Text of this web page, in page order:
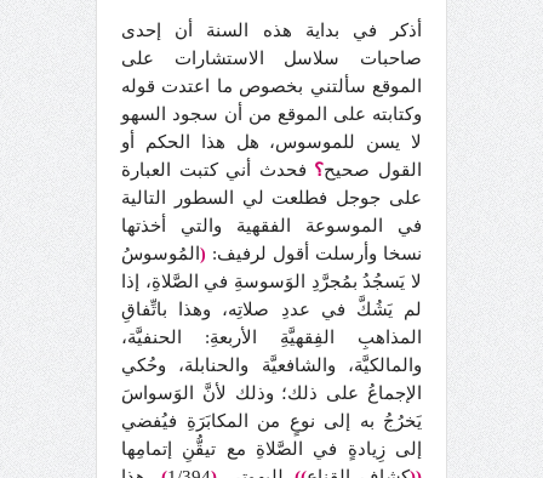
أذكر في بداية هذه السنة أن
إحدى
صاحبات سلاسل الاستشارات على
الموقع سألتني بخصوص ما اعتدت قوله
وكتابته على الموقع من أن سجود السهو
لا يسن للموسوس، هل هذا الحكم أو
القول صحيح؟ فحدث أني كتبت العبارة
على جوجل فطلعت لي السطور التالية
في الموسوعة الفقهية والتي أخذتها
نسخا وأرسلت أقول لرفيف: ( المُوسوسُ
لا يَسجُدُ بمُجرَّدِ الوَسوسةِ في الصَّلاةِ، إذا
لم يَشُكَّ في عددِ صلاتِه، وهذا باتِّفاقِ
المذاهبِ الفِقهيَّةِ الأربعةِ: الحنفيَّة،
والمالكيَّة، والشافعيَّة والحنابلة، وحُكي
الإجماعُ على ذلك؛ وذلك لأنَّ الوَسواسَ
يَخرُجُ به إلى نوعٍ من المكابَرَةِ فيُفضي
إلى زِيادةٍ في الصَّلاةِ مع تيقُّنِ إتمامِها